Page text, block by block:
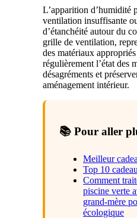
L’apparition d’humidité
ventilation insuffisante
d’étanchéité autour du
grille de ventilation,
des matériaux
régulièrement l’état des
désagréments et
aménagement intérieur.
📚 Pour aller
Meilleur
Top 10
Comment
piscine verte
grand-mère
écologique